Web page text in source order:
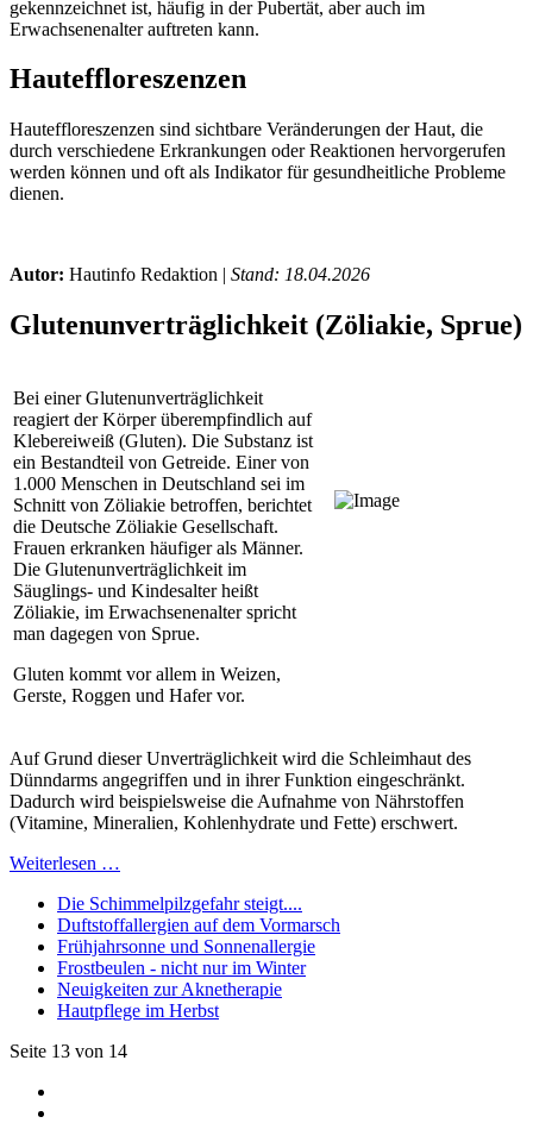
gekennzeichnet ist, häufig in der Pubertät, aber auch im
Erwachsenenalter auftreten kann.
Hauteffloreszenzen
Hauteffloreszenzen sind sichtbare Veränderungen der Haut, die
durch verschiedene Erkrankungen oder Reaktionen hervorgerufen
werden können und oft als Indikator für gesundheitliche Probleme
dienen.
Autor: Hautinfo Redaktion | Stand: 18.04.2026
Glutenunverträglichkeit (Zöliakie, Sprue)
Bei einer Glutenunverträglichkeit
reagiert der Körper überempfindlich auf
Klebereiweiß (Gluten). Die Substanz ist
ein Bestandteil von Getreide. Einer von
1.000 Menschen in Deutschland sei im
Schnitt von Zöliakie betroffen, berichtet
die Deutsche Zöliakie Gesellschaft.
Frauen erkranken häufiger als Männer.
Die Glutenunverträglichkeit im
Säuglings- und Kindesalter heißt
Zöliakie, im Erwachsenenalter spricht
man dagegen von Sprue.
Gluten kommt vor allem in Weizen,
Gerste, Roggen und Hafer vor.
Auf Grund dieser Unverträglichkeit wird die Schleimhaut des
Dünndarms angegriffen und in ihrer Funktion eingeschränkt.
Dadurch wird beispielsweise die Aufnahme von Nährstoffen
(Vitamine, Mineralien, Kohlenhydrate und Fette) erschwert.
Weiterlesen …
Die Schimmelpilzgefahr steigt....
Duftstoffallergien auf dem Vormarsch
Frühjahrsonne und Sonnenallergie
Frostbeulen - nicht nur im Winter
Neuigkeiten zur Aknetherapie
Hautpflege im Herbst
Seite 13 von 14